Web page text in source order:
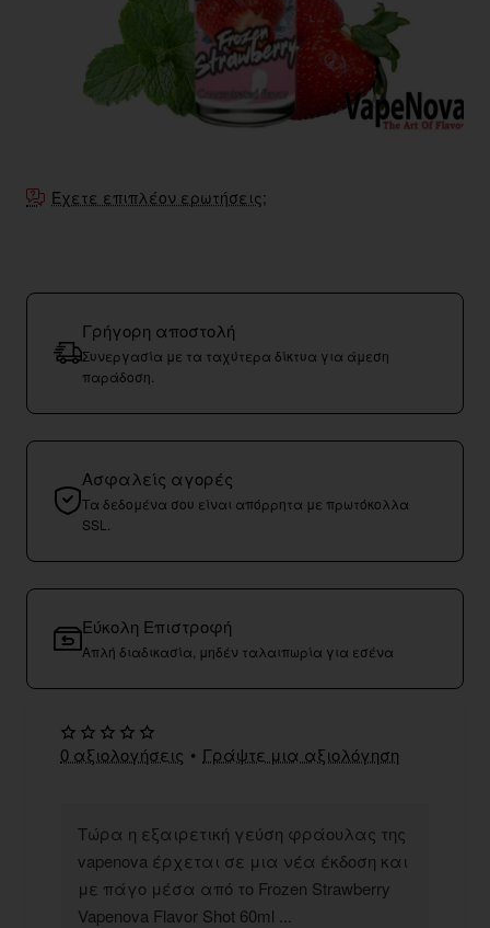
Έχετε επιπλέον ερωτήσεις;
Γρήγορη αποστολή
Συνεργασία με τα ταχύτερα δίκτυα για άμεση
παράδοση.
Ασφαλείς αγορές
Τα δεδομένα σου είναι απόρρητα με πρωτόκολλα
SSL.
Εύκολη Επιστροφή
Απλή διαδικασία, μηδέν ταλαιπωρία για εσένα
Τώρα η εξαιρετική γεύση φράουλας της
vapenova έρχεται σε μια νέα έκδοση και
με πάγο μέσα από το Frozen Strawberry
Vapenova Flavor Shot 60ml ...
0 αξιολογήσεις • Γράψτε μια αξιολόγηση